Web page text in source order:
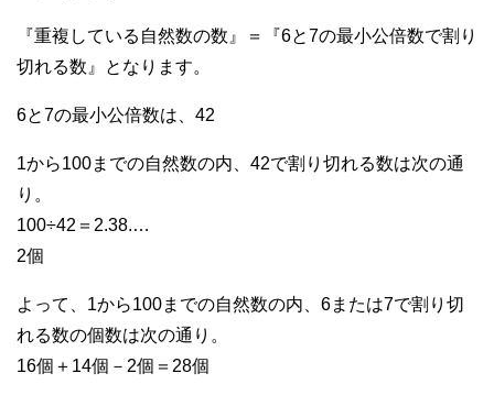
『重複している自然数の数』＝『6と7の最小公倍数で割り
切れる数』となります。
6と7の最小公倍数は、42
1から100までの自然数の内、42で割り切れる数は次の通
り。
100÷42＝2.38.…
2個
よって、1から100までの自然数の内、6または7で割り切
れる数の個数は次の通り。
16個＋14個－2個＝28個